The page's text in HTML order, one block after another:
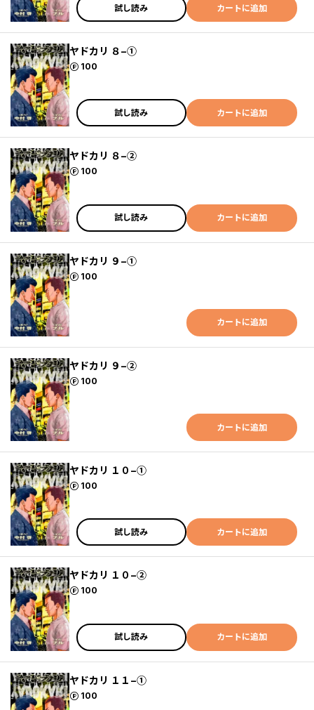
試し読み カートに追加
ヤドカリ ８−①
100
ポイント
試し読み カートに追加
ヤドカリ ８−②
100
ポイント
試し読み カートに追加
ヤドカリ ９−①
100
ポイント
カートに追加
ヤドカリ ９−②
100
ポイント
カートに追加
ヤドカリ １０−①
100
ポイント
試し読み カートに追加
ヤドカリ １０−②
100
ポイント
試し読み カートに追加
ヤドカリ １１−①
100
ポイント